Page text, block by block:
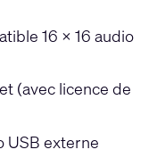
16 x 16 audio
(avec licence de
USB externe